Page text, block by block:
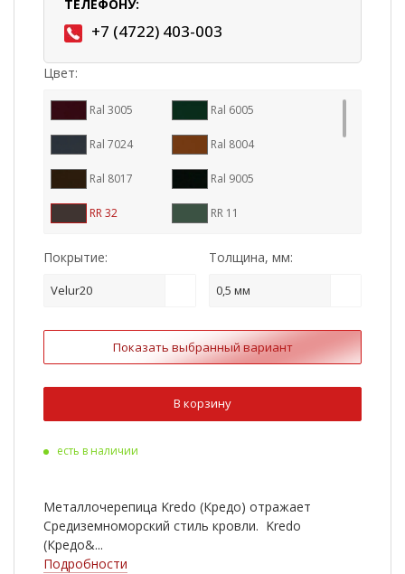
ТЕЛЕФОНУ:
+7 (4722) 403-003
Цвет:
Ral 3005 Ral 6005
Ral 7024 Ral 8004
Ral 8017 Ral 9005
RR 32 RR 11
Ral 3009 Ral 6020
Ral 8022 Ral 9003
Ral 1015 Ral 3011
Ral 5005
Покрытие:
Velur20
Толщина, мм:
0,5 мм
Показать выбранный вариант
В корзину
есть в наличии
Металлочерепица Kredo (Кредо) отражает
Средиземноморский стиль кровли. Kredo
(Кредо&...
Подробности